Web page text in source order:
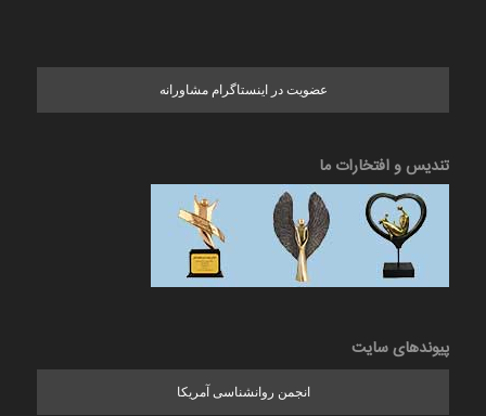
عضویت در اینستاگرام مشاورانه
تندیس و افتخارات ما
پیوندهای سایت
انجمن روانشناسی آمریکا